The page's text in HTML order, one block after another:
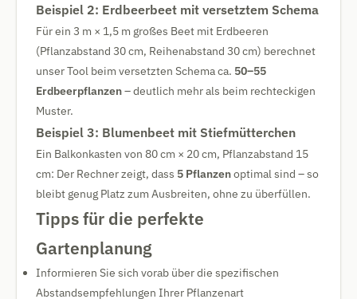
Beispiel 2: Erdbeerbeet mit versetztem Schema
Für ein 3 m × 1,5 m großes Beet mit Erdbeeren
(Pflanzabstand 30 cm, Reihenabstand 30 cm) berechnet
unser Tool beim versetzten Schema ca. 50–55
Erdbeerpflanzen– deutlich mehr als beim rechteckigen
Muster.
Beispiel 3: Blumenbeet mit Stiefmütterchen
Ein Balkonkasten von 80 cm × 20 cm, Pflanzabstand 15
cm: Der Rechner zeigt, dass 5 Pflanzenoptimal sind – so
bleibt genug Platz zum Ausbreiten, ohne zu überfüllen.
Tipps für die perfekte
Gartenplanung
Informieren Sie sich vorab über die spezifischen
Abstandsempfehlungen Ihrer Pflanzenart